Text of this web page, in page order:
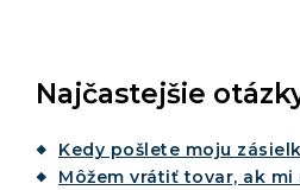
Najčastejšie
Kedy pošlete moju
Môžem vrátiť tovar, ak